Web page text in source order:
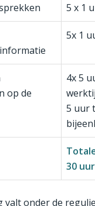
5 x 1
5x 1
op de
4x 5
5 uur
30 uur
valt onder de